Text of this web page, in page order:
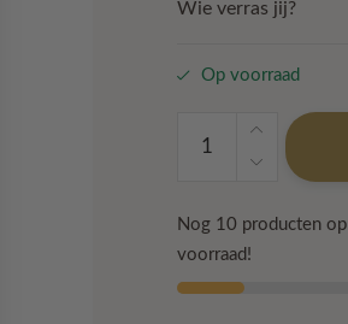
Wie verras jij?
Op voorraad
'Isn't
lovely'
aantal
Nog 10 producten op
voorraad!